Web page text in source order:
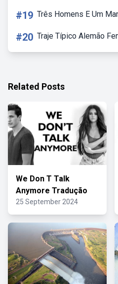
#19 Três Homens E Um
#20 Traje Típico Alemão
Related Posts
We Don T Talk
Anymore Tradução
25 September 2024